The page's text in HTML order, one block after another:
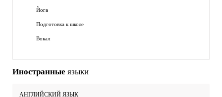
Йога
Подготовка к школе
Вокал
Иностранные языки
АНГЛИЙСКИЙ ЯЗЫК